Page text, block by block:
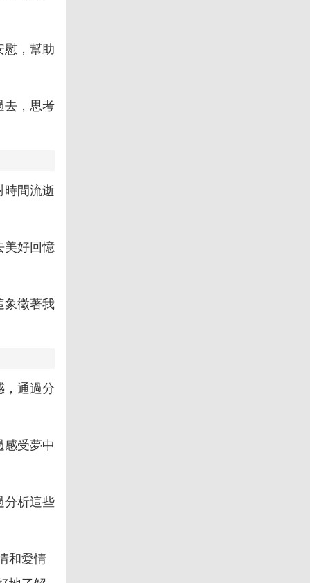
慰，幫助
去，思考
時間流逝
美好回憶
象徵著我
，通過分
感受夢中
分析這些
和愛情